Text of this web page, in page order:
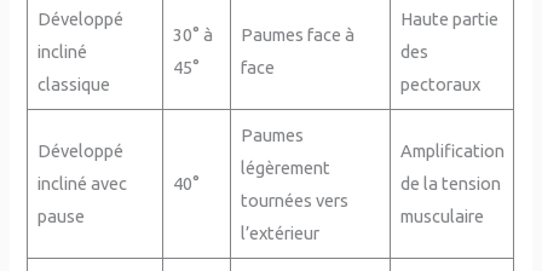
Développé
incliné
classique
30° à
45°
Paumes face à
face
Haute partie
des
pectoraux
Développé
incliné avec
pause
40°
Paumes
légèrement
tournées vers
l’extérieur
Amplification
de la tension
musculaire